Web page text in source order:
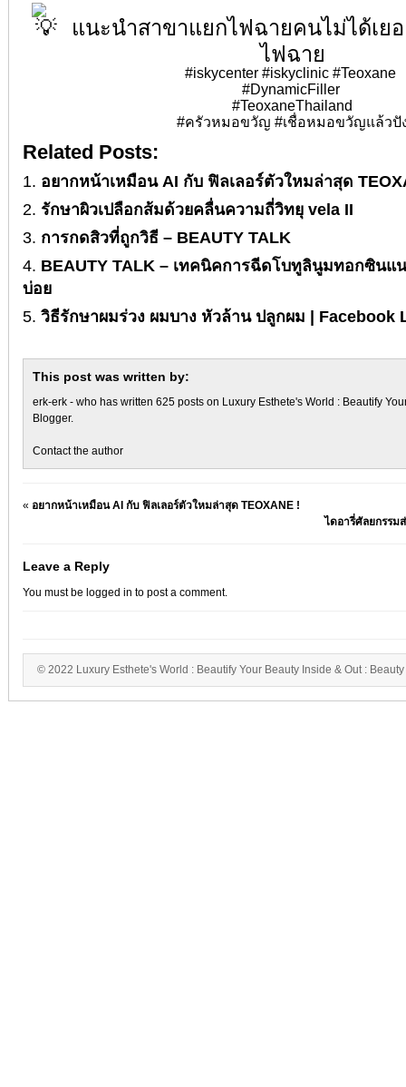
แนะนำสาขาแยกไฟฉายคนไม่ได้เย
ไฟฉาย
#iskycenter #iskyclinic #Teoxane
#DynamicFiller⁣
#TeoxaneThailand
#ครัวหมอขวัญ #เชื่อหมอขวัญแล้วปั
Related Posts:
อยากหน้าเหมือน AI กับ ฟิลเลอร์ตัวใหมล่าสุด
รักษาผิวเปลือกส้มด้วยคลื่นความถี่วิทยุ vela II
การกดสิวที่ถูกวิธี – BEAUTY TALK
BEAUTY TALK – เทคนิคการฉีดโบทูลินูมทอกซิน
บ่อย
วิธีรักษาผมร่วง ผมบาง หัวล้าน ปลูกผม | Facebook
This post was written by:
erk-erk - who has written 625 posts on Luxury Esthete's World : Beautify
Blogger.
Contact the author
« อยากหน้าเหมือน AI กับ ฟิลเลอร์ตัวใหมล่าสุด TEOXANE !
ไดอารี่ศัลยกรรม
Leave a Reply
You must be logged in to post a comment.
© 2022 Luxury Esthete's World : Beautify Your Beauty Inside & Out :